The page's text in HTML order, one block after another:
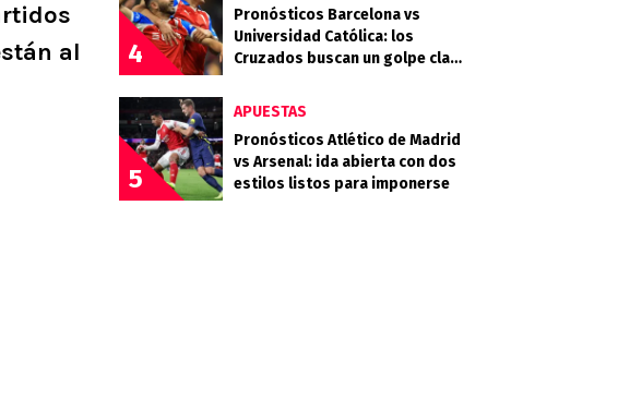
al
4
Pronósticos Barcelona vs
Universidad Católica: los
Cruzados buscan un golpe clave
5
APUESTAS
Pronósticos Atlético de Madrid
vs Arsenal: ida abierta con dos
estilos listos para imponerse